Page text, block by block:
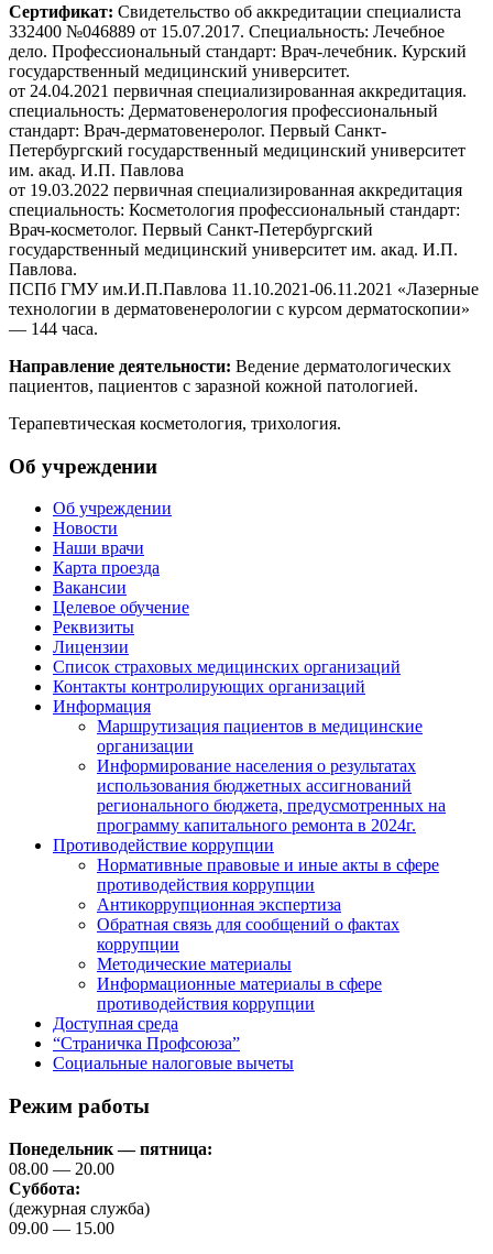
Сертификат: Свидетельство об аккредитации специалиста
332400 №046889 от 15.07.2017. Специальность: Лечебное
дело. Профессиональный стандарт: Врач-лечебник. Курский
государственный медицинский университет.
от 24.04.2021 первичная специализированная аккредитация.
специальность: Дерматовенерология профессиональный
стандарт: Врач-дерматовенеролог. Первый Санкт-
Петербургский государственный медицинский университет
им. акад. И.П. Павлова
от 19.03.2022 первичная специализированная аккредитация
специальность: Косметология профессиональный стандарт:
Врач-косметолог. Первый Санкт-Петербургский
государственный медицинский университет им. акад. И.П.
Павлова.
ПСПб ГМУ им.И.П.Павлова 11.10.2021-06.11.2021 «Лазерные
технологии в дерматовенерологии с курсом дерматоскопии»
— 144 часа.
Направление деятельности: Ведение дерматологических
пациентов, пациентов с заразной кожной патологией.
Терапевтическая косметология, трихология.
Об учреждении
Об учреждении
Новости
Наши врачи
Карта проезда
Вакансии
Целевое обучение
Реквизиты
Лицензии
Список страховых медицинских организаций
Контакты контролирующих организаций
Информация
Маршрутизация пациентов в медицинские
организации
Информирование населения о результатах
использования бюджетных ассигнований
регионального бюджета, предусмотренных на
программу капитального ремонта в 2024г.
Противодействие коррупции
Нормативные правовые и иные акты в сфере
противодействия коррупции
Антикоррупционная экспертиза
Обратная связь для сообщений о фактах
коррупции
Методические материалы
Информационные материалы в сфере
противодействия коррупции
Доступная среда
“Страничка Профсоюза”
Социальные налоговые вычеты
Режим работы
Понедельник — пятница:
08.00 — 20.00
Суббота:
(дежурная служба)
09.00 — 15.00